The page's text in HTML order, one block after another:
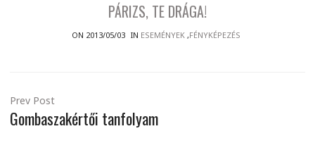
PÁRIZS, TE DRÁGA!
ON 2013/05/03 IN ESEMÉNYEK,FÉNYKÉPEZÉS
Prev Post
Gombaszakértői tanfolyam